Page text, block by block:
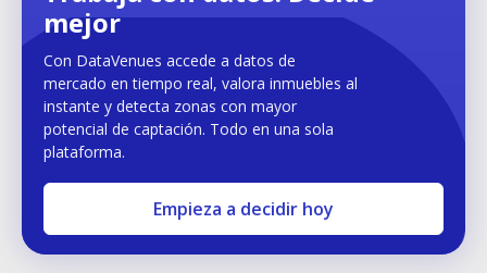
mejor
Con DataVenues accede a datos de
mercado en tiempo real, valora inmuebles al
instante y detecta zonas con mayor
potencial de captación. Todo en una sola
plataforma.
Empieza a decidir hoy